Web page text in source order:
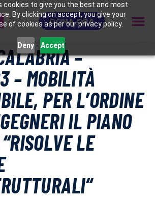
cookies to give you the best and most
By clicking on accept, you give your
of cookies as per our privacy policy.
Deny Accept
DONA ORA
–
– MOBILITÀ
PER L’ORDINE
IL PIANO
LE